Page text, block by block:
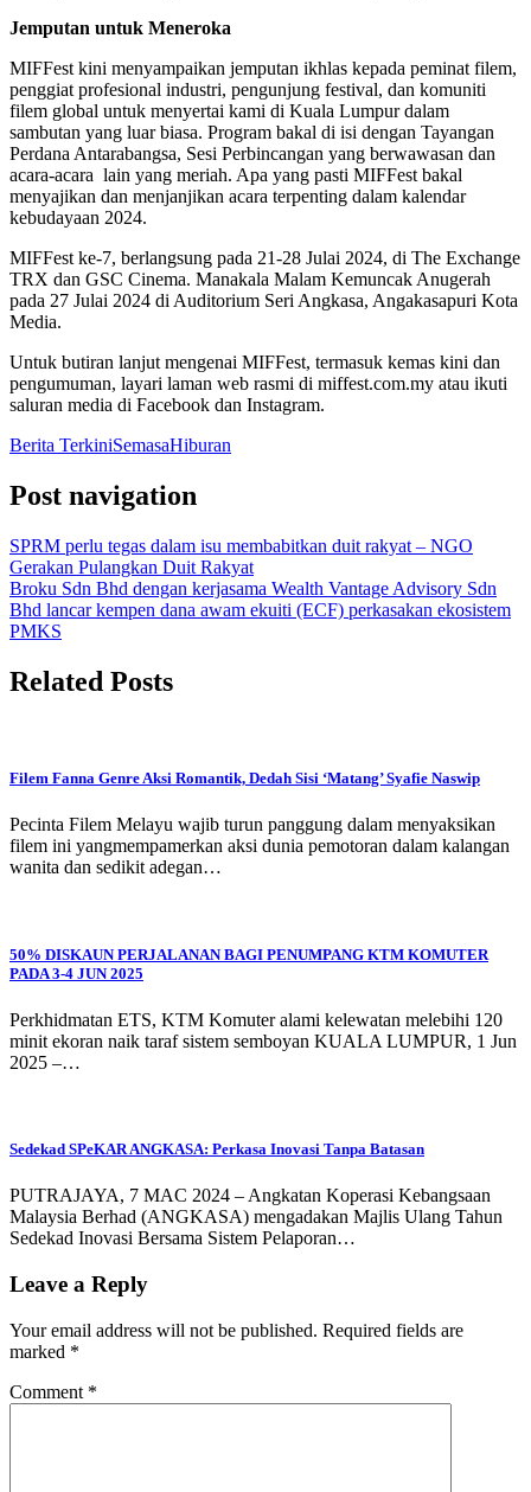
Jemputan untuk Meneroka
MIFFest kini menyampaikan jemputan ikhlas kepada peminat filem,
penggiat profesional industri, pengunjung festival, dan komuniti
filem global untuk menyertai kami di Kuala Lumpur dalam
sambutan yang luar biasa. Program bakal di isi dengan Tayangan
Perdana Antarabangsa, Sesi Perbincangan yang berwawasan dan
acara-acara lain yang meriah. Apa yang pasti MIFFest bakal
menyajikan dan menjanjikan acara terpenting dalam kalendar
kebudayaan 2024.
MIFFest ke-7, berlangsung pada 21-28 Julai 2024, di The Exchange
TRX dan GSC Cinema. Manakala Malam Kemuncak Anugerah
pada 27 Julai 2024 di Auditorium Seri Angkasa, Angakasapuri Kota
Media.
Untuk butiran lanjut mengenai MIFFest, termasuk kemas kini dan
pengumuman, layari laman web rasmi di miffest.com.my atau ikuti
saluran media di Facebook dan Instagram.
Berita TerkiniSemasaHiburan
Post navigation
SPRM perlu tegas dalam isu membabitkan duit rakyat – NGO
Gerakan Pulangkan Duit Rakyat
Broku Sdn Bhd dengan kerjasama Wealth Vantage Advisory Sdn
Bhd lancar kempen dana awam ekuiti (ECF) perkasakan ekosistem
PMKS
Related Posts
Filem Fanna Genre Aksi Romantik, Dedah Sisi ‘Matang’ Syafie Naswip
Pecinta Filem Melayu wajib turun panggung dalam menyaksikan
filem ini yangmempamerkan aksi dunia pemotoran dalam kalangan
wanita dan sedikit adegan…
50% DISKAUN PERJALANAN BAGI PENUMPANG KTM KOMUTER
PADA 3-4 JUN 2025
Perkhidmatan ETS, KTM Komuter alami kelewatan melebihi 120
minit ekoran naik taraf sistem semboyan KUALA LUMPUR, 1 Jun
2025 –…
Sedekad SPeKAR ANGKASA: Perkasa Inovasi Tanpa Batasan
PUTRAJAYA, 7 MAC 2024 – Angkatan Koperasi Kebangsaan
Malaysia Berhad (ANGKASA) mengadakan Majlis Ulang Tahun
Sedekad Inovasi Bersama Sistem Pelaporan…
Leave a Reply
Your email address will not be published. Required fields are
marked *
Comment *